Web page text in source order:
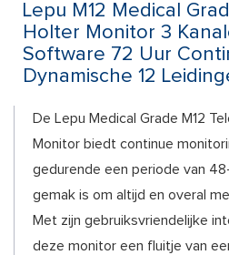
Lepu M12 Medical
Holter Monitor 3
Software 72 Uur
Dynamische 12
De Lepu Medical Grade M12
Monitor biedt continue
gedurende een periode van
gemak is om altijd en overal
Met zijn gebruiksvriendelijke
deze monitor een fluitje van